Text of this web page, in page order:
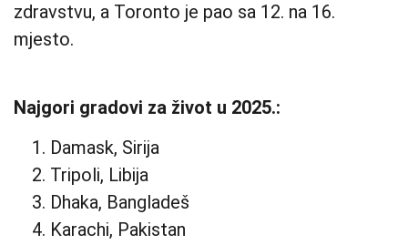
zdravstvu, a Toronto je pao sa 12. na 16.
mjesto.
Najgori gradovi za život u 2025.:
Damask, Sirija
Tripoli, Libija
Dhaka, Bangladeš
Karachi, Pakistan